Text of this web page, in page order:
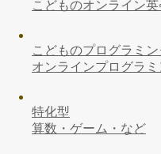
こどものオンライン
こどものプログラミン
オンラインプログラ
特化型
算数・ゲーム・など